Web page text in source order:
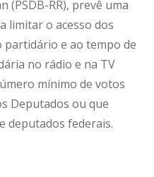
(PSDB-RR), prevê uma
limitar o acesso dos
e ao tempo de
no rádio e na TV
mínimo de votos
Deputados ou que
deputados federais.